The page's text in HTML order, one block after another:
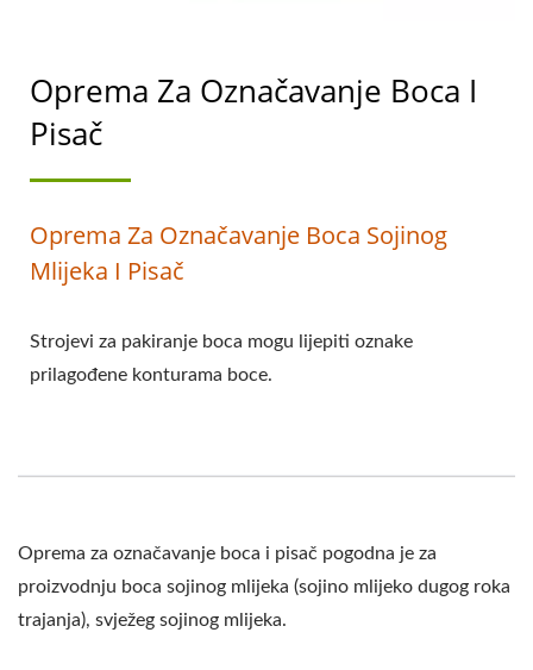
Oprema Za Označavanje Boca I
Pisač
Oprema Za Označavanje Boca Sojinog
Mlijeka I Pisač
Strojevi za pakiranje boca mogu lijepiti oznake
prilagođene konturama boce.
Oprema za označavanje boca i pisač pogodna je za
proizvodnju boca sojinog mlijeka (sojino mlijeko dugog roka
trajanja), svježeg sojinog mlijeka.